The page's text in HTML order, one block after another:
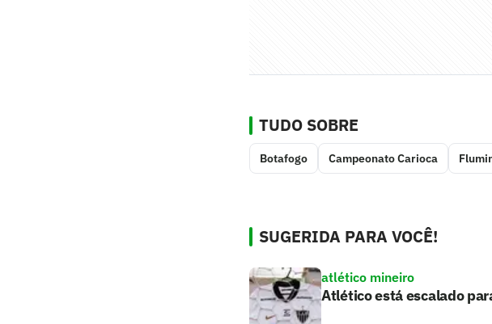
TUDO SOBRE
Botafogo Campeonato Carioca
SUGERIDA PARA VOCÊ!
atlético mineiro
Atlético está escalado